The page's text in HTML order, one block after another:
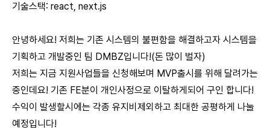
기술스택: react, next.js
안녕하세요! 저희는 기존 시스템의 불편함을 해결하고자 시스템을
기획하고 개발중인 팀 DMBZ입니다!(돈 많이 벌자)
저희는 지금 지원사업들을 신청해보며 MVP출시를 위해 달려가는
중인데요! 기존 FE분이 개인사정으로 이탈하게되어 구인 합니다!
수익이 발생할시에는 각종 유지비제외하고 최대한 공평하게 나눌
예정입니다!